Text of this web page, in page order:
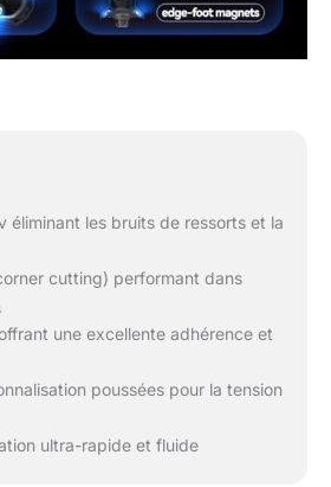
éliminant les bruits de ressorts et la
cutting) performant dans
une excellente adhérence et
poussées pour la tension
ultra-rapide et fluide